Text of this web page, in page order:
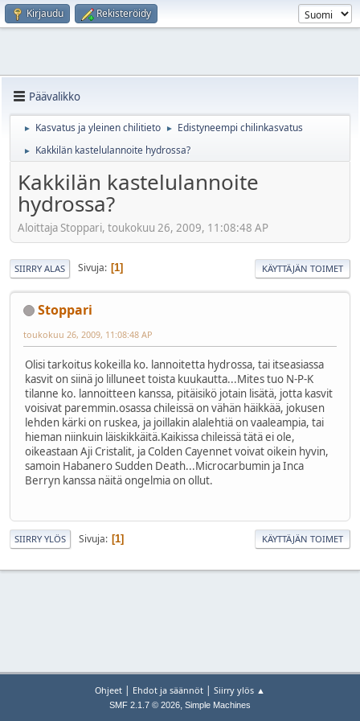
Kirjaudu Rekisteröidy
Päävalikko
► Kasvatus ja yleinen chilitieto ► Edistyneempi chilinkasvatus
► Kakkilän kastelulannoite hydrossa?
Kakkilän kastelulannoite
hydrossa?
Aloittaja Stoppari, toukokuu 26, 2009, 11:08:48 AP
SIIRRY ALAS Sivuja 1 KÄYTTÄJÄN TOIMET
Stoppari
toukokuu 26, 2009, 11:08:48 AP
Olisi tarkoitus kokeilla ko. lannoitetta hydrossa, tai itseasiassa
kasvit on siinä jo lilluneet toista kuukautta...Mites tuo N-P-K
tilanne ko. lannoitteen kanssa, pitäisikö jotain lisätä, jotta kasvit
voisivat paremmin.osassa chileissä on vähän häikkää, jokusen
lehden kärki on ruskea, ja joillakin alalehtiä on vaaleampia, tai
hieman niinkuin läiskikkäitä.Kaikissa chileissä tätä ei ole,
oikeastaan Aji Cristalit, ja Colden Cayennet voivat oikein hyvin,
samoin Habanero Sudden Death...Microcarbumin ja Inca
Berryn kanssa näitä ongelmia on ollut.
SIIRRY YLÖS Sivuja 1 KÄYTTÄJÄN TOIMET
Ohjeet | Ehdot ja säännöt | Siirry ylös ▲
SMF 2.1.7 © 2026, Simple Machines